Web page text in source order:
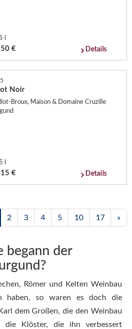
l
€ Details
Noir
Broux, Maison & Domaine Cruzille
l
€ Details
2 3 4 5 10 17 »
begann der
Römer und Kelten Weinbau
haben, so waren es doch die
dem Großen, die den Weinbau
die Klöster, die ihn verbessert